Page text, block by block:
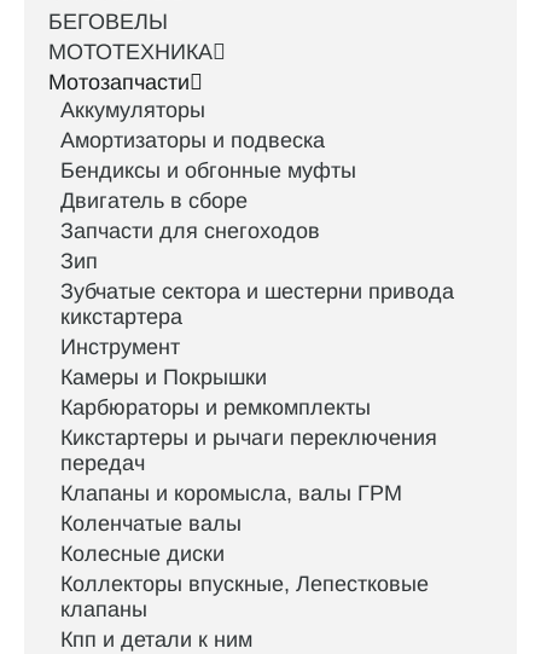
БЕГОВЕЛЫ
МОТОТЕХНИКА
Мотозапчасти
Аккумуляторы
Амортизаторы и подвеска
Бендиксы и обгонные муфты
Двигатель в сборе
Запчасти для снегоходов
Зип
Зубчатые сектора и шестерни привода
кикстартера
Инструмент
Камеры и Покрышки
Карбюраторы и ремкомплекты
Кикстартеры и рычаги переключения
передач
Клапаны и коромысла, валы ГРМ
Коленчатые валы
Колесные диски
Коллекторы впускные, Лепестковые
клапаны
Кпп и детали к ним